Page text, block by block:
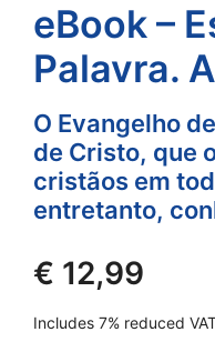
eBook –
Palavra.
O Evangelho
de Cristo, que
cristãos em
entretanto,
€ 12,99
Includes 7% reduced